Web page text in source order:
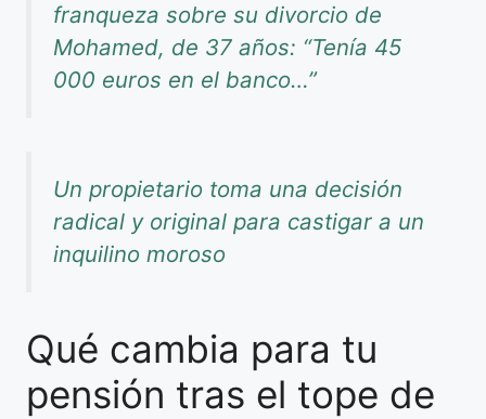
franqueza sobre su divorcio de
Mohamed, de 37 años: “Tenía 45
000 euros en el banco…”
Un propietario toma una decisión
radical y original para castigar a un
inquilino moroso
Qué cambia para tu
pensión tras el tope de